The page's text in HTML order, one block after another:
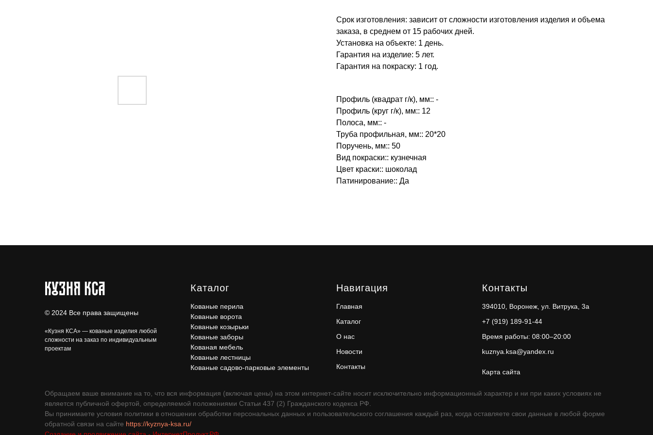
Срок изготовления: зависит от сложности изготовления изделия и объема
заказа, в среднем от 15 рабочих дней.
Установка на объекте: 1 день.
Гарантия на изделие: 5 лет.
Гарантия на покраску: 1 год.
Профиль (квадрат г/к), мм:: -
Профиль (круг г/к), мм:: 12
Полоса, мм:: -
Труба профильная, мм:: 20*20
Поручень, мм:: 50
Вид покраски:: кузнечная
Цвет краски:: шоколад
Патинирование:: Да
© 2024 Все права защищены
«Кузня КСА» — кованые изделия любой
сложности на заказ по индивидуальным
проектам
Каталог
Кованые перила
Кованые ворота
Кованые козырьки
Кованые заборы
Кованая мебель
Кованые лестницы
Кованые садово-парковые элементы
Навигация
Главная
Каталог
О нас
Новости
Контакты
Контакты
394010, Воронеж, ул. Витрука, 3а
+7 (919) 189-91-44
Время работы: 08:00–20:00
kuznya.ksa@yandex.ru
Карта сайта
Обращаем ваше внимание на то, что вся информация (включая цены) на этом интернет-сайте носит исключительно информационный характер и ни при каких условиях не
является публичной офертой, определяемой положениями Статьи 437 (2) Гражданского кодекса РФ.
Вы принимаете условия политики в отношении обработки персональных данных и пользовательского соглашения каждый раз, когда оставляете свои данные в любой форме
обратной связи на сайте https://kyznya-ksa.ru/